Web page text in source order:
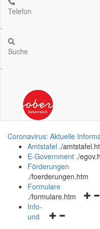
Telefon
.
Suche
.
Coronavirus: Aktuelle
Amtstafel ./
E-Government ./
Förderungen
./foerderungen.htm
Formulare
./formulare.htm
Navigationsmenü
Info-
und